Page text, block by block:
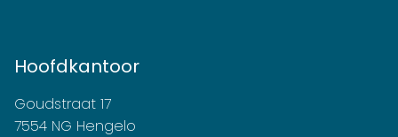
Hoofdkantoor
Goudstraat 17
7554 NG Hengelo